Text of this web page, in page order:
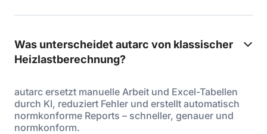
Was unterscheidet autarc von klassischer
Heizlastberechnung?
autarc ersetzt manuelle Arbeit und Excel-Tabellen
durch KI, reduziert Fehler und erstellt automatisch
normkonforme Reports – schneller, genauer und
normkonform.